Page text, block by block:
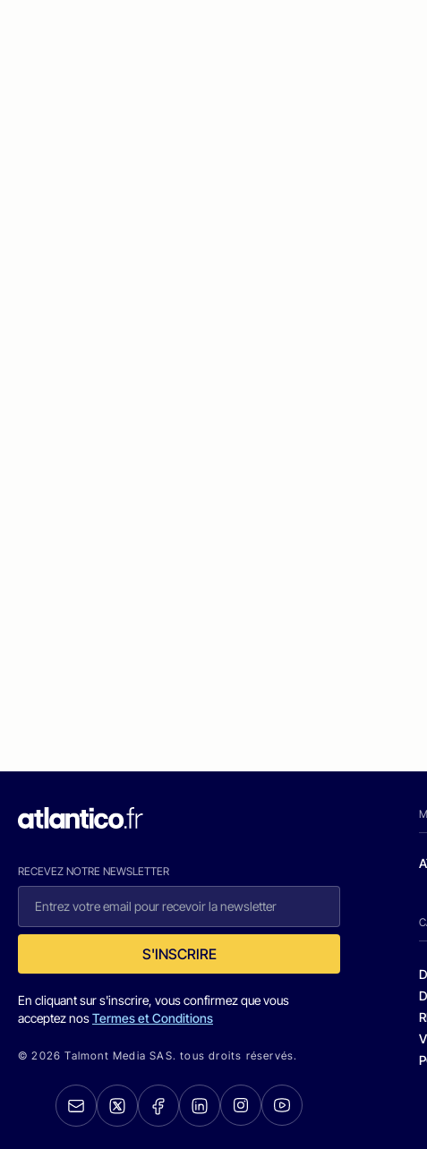
RECEVEZ NOTRE NEWSLETTER
S'INSCRIRE
En cliquant sur s'inscrire, vous confirmez que vous
acceptez nosTermes et Conditions
© 2026 Talmont Media SAS. tous droits réservés.